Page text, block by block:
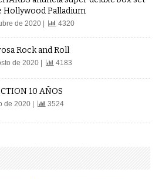
Hollywood Palladium
de 2020 | 4320
Rock and Roll
de 2020 | 4183
10 AÑOS
de 2020 | 3524